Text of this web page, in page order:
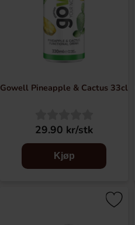
Gowell Pineapple & Cactus 33cl
29.90 kr/stk
Kjøp